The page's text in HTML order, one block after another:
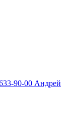
90-00 Андрей